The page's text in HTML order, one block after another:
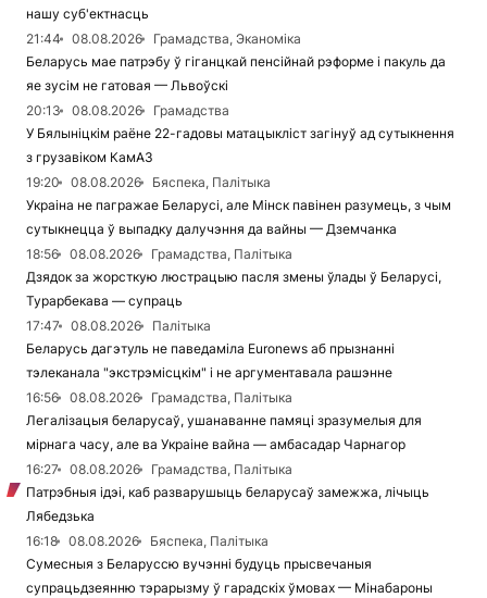
нашу суб'ектнасць
21:44
08.08.2026
Грамадства, Эканоміка
Беларусь мае патрэбу ў гіганцкай пенсійнай рэформе і пакуль да
яе зусім не гатовая — Львоўскі
20:13
08.08.2026
Грамадства
У Бялыніцкім раёне 22-гадовы матацыкліст загінуў ад сутыкнення
з грузавіком КамАЗ
19:20
08.08.2026
Бяспека, Палітыка
Украіна не пагражае Беларусі, але Мінск павінен разумець, з чым
сутыкнецца ў выпадку далучэння да вайны — Дземчанка
18:56
08.08.2026
Грамадства, Палітыка
Дзядок за жорсткую люстрацыю пасля змены ўлады ў Беларусі,
Турарбекава — супраць
17:47
08.08.2026
Палітыка
Беларусь дагэтуль не паведаміла Euronews аб прызнанні
тэлеканала "экстрэмісцкім" і не аргументавала рашэнне
16:56
08.08.2026
Грамадства, Палітыка
Легалізацыя беларусаў, ушанаванне памяці зразумелыя для
мірнага часу, але ва Украіне вайна — амбасадар Чарнагор
16:27
08.08.2026
Грамадства, Палітыка
Патрэбныя ідэі, каб разварушыць беларусаў замежжа, лічыць
Лябедзька
16:18
08.08.2026
Бяспека, Палітыка
Сумесныя з Беларуссю вучэнні будуць прысвечаныя
супрацьдзеянню тэрарызму ў гарадскіх ўмовах — Мінабароны